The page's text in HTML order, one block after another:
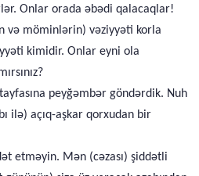
Onlar orada əbədi qalacaqlar!
və möminlərin) vəziyyəti korla
kimidir. Onlar eyni ola
peyğəmbər göndərdik. Nuh
ilə) açıq-aşkar qorxudan bir
etməyin. Mən (cəzası) şiddətli